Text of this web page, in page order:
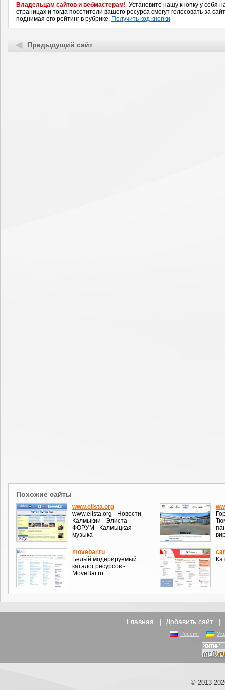
Владельцам сайтов и вебмастерам! Установите нашу кнопку у себя
страницах и тогда посетители вашего ресурса смогут голосовать за
поднимая его рейтинг в рубрике. Получить код кнопки
Предыдущий сайт
Похожие сайты
www.elista.org
www.elista.org - Новости
Калмыкии - Элиста -
ФОРУМ - Калмыцкая
музыка
movebar.ru
Белый модерируемый
каталог ресурсов -
MoveBar.ru
Главная | Добавить сайт |
Россия
© 2013-